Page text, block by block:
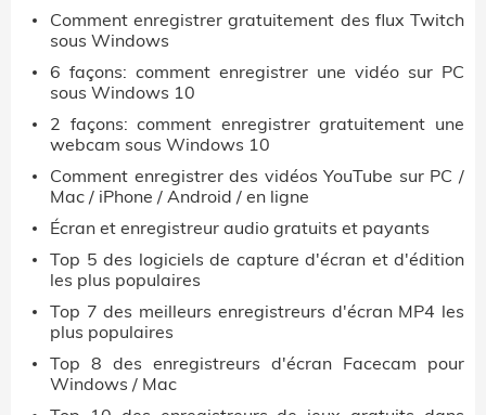
Comment enregistrer gratuitement des flux Twitch
sous Windows
6 façons: comment enregistrer une vidéo sur PC
sous Windows 10
2 façons: comment enregistrer gratuitement une
webcam sous Windows 10
Comment enregistrer des vidéos YouTube sur PC /
Mac / iPhone / Android / en ligne
Écran et enregistreur audio gratuits et payants
Top 5 des logiciels de capture d'écran et d'édition
les plus populaires
Top 7 des meilleurs enregistreurs d'écran MP4 les
plus populaires
Top 8 des enregistreurs d'écran Facecam pour
Windows / Mac